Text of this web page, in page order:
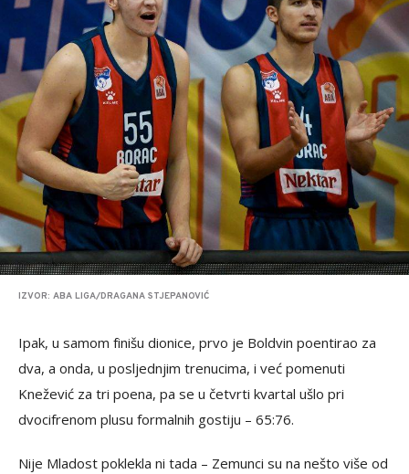
IZVOR: ABA LIGA/DRAGANA STJEPANOVIĆ
Ipak, u samom finišu dionice, prvo je Boldvin poentirao za
dva, a onda, u posljednjim trenucima, i već pomenuti
Knežević za tri poena, pa se u četvrti kvartal ušlo pri
dvocifrenom plusu formalnih gostiju – 65:76.
Nije Mladost poklekla ni tada – Zemunci su na nešto više od